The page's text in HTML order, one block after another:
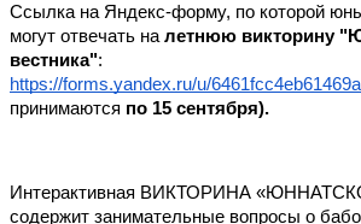
Ссылка на Яндекс-форму, по которой
могут отвечать на летнюю викторину
вестника":
https://forms.yandex.ru/u/
принимаются по 15 сентября).
Интерактивная ВИКТОРИНА
содержит занимательные вопросы о